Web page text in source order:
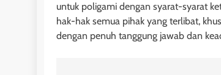
untuk poligami dengan syarat-syarat
hak-hak semua pihak yang terlibat,
dengan penuh tanggung jawab dan
HUKUM
Penutup